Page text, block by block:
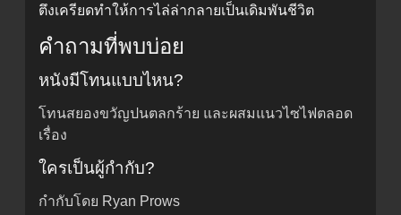
ตึงเครียดทำให้การไล่ล่ากลายเป็นเดิมพันชีวิต
คำถามที่พบบ่อย
หนังมีโทนแบบไหน?
โทนสยองขวัญปนตลกร้าย และผสมแนวไซไฟตลอด
เรื่อง
ใครเป็นผู้กำกับ?
กำกับโดย Ryan Prows